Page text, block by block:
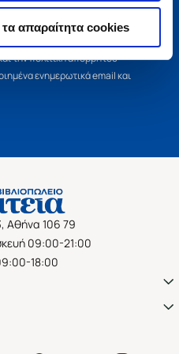
απαραίτητα cookies
την πολιτική απορρήτου
ενημερωτικά email και
Αθήνα 106 79
09:00-21:00
18:00